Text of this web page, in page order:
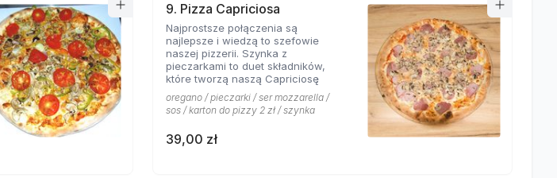
9. Pizza Capriciosa
Najprostsze połączenia są
najlepsze i wiedzą to szefowie
naszej pizzerii. Szynka z
pieczarkami to duet składników,
które tworzą naszą Capriciosę
oregano / pieczarki / ser mozzarella /
sos / karton do pizzy 2 zł / szynka
39,00 zł